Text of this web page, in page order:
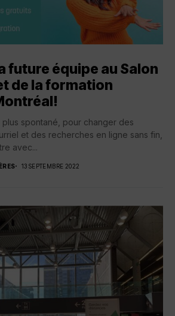
future équipe au Salon
de la formation
plus spontané, pour changer des
et des recherches en ligne sans fin,
avec...
13 SEPTEMBRE 2022